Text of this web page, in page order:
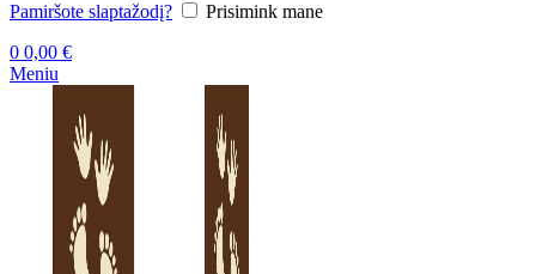
Pamiršote slaptažodį?
Prisimink mane
0 0,00 €
Meniu